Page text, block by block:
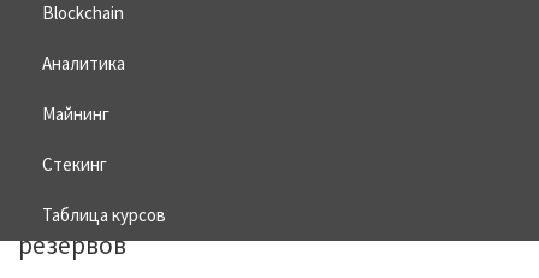
Blockchain
Аналитика
Майнинг
Стекинг
Таблица курсов
биткоин-резервов